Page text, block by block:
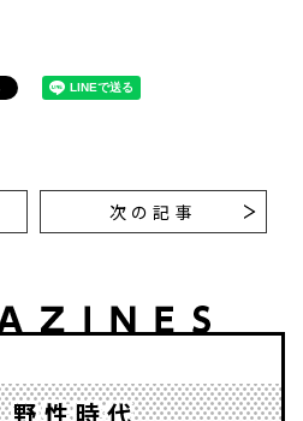
次の記事
野性時代